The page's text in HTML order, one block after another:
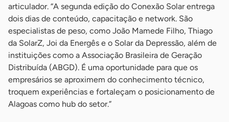
articulador. “A segunda edição do Conexão Solar entrega
dois dias de conteúdo, capacitação e network. São
especialistas de peso, como João Mamede Filho, Thiago
da SolarZ, Joi da Energês e o Solar da Depressão, além de
instituições como a Associação Brasileira de Geração
Distribuída (ABGD). É uma oportunidade para que os
empresários se aproximem do conhecimento técnico,
troquem experiências e fortaleçam o posicionamento de
Alagoas como hub do setor.”